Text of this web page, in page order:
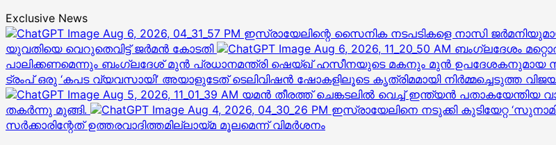
Exclusive News
ഇസ്രായേലിന്റെ സൈനിക നടപടികളെ നാസി
യുവതിയെ വെറുതെവിട്ട് ജര്‍മന്‍ കോടതി
ബംഗ്ലദേശം
പാലിക്കണമെന്നും ബംഗ്ലദേശ് മുൻ പ്രധാനമന്ത്രി ഷെയ്ഖ് ഹസീനയുടെ മകനും മുൻ
ട്രംപ് ഒരു ‘കപട വ്യവസായി’ അയാളുടേത് ടെലിവിഷന്‍ ഷോകളിലൂടെ കൃത്രിമമായി നിര്‍മ്മച്ചെടുത്ത
യമൻ തീരത്ത് ചെങ്കടലിൽ വെച്ച് ഇന്ത്യൻ
തകർന്നു മുങ്ങി.
ഇസ്രായേലിനെ നടുക്കി കുടിയേറ്റ
സർക്കാരിന്റേത് ഉത്തരവാദിത്തമില്ലായ്മ മൂലമെന്ന് വിമർശനം